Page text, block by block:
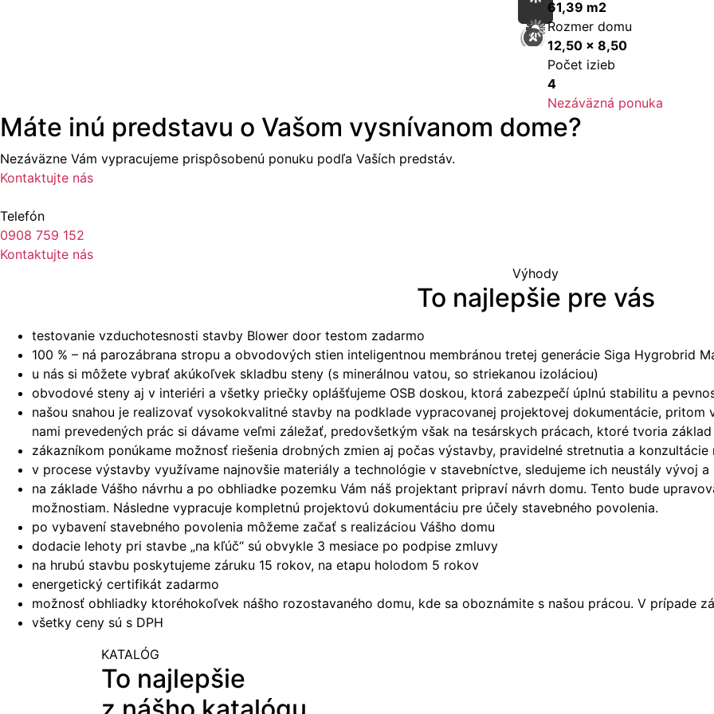
61,39 m2
Rozmer domu
12,50 x 8,50
Počet izieb
4
Nezáväzná ponuka
Máte inú predstavu o Vašom vysnívanom dome?
Nezáväzne Vám vypracujeme prispôsobenú ponuku podľa Vaších predstáv.
Kontaktujte nás
Telefón
0908 759 152
Kontaktujte nás
Výhody
To najlepšie pre vás
testovanie vzduchotesnosti stavby Blower door testom zadarmo
100 % – ná parozábrana stropu a obvodových stien inteligentnou membránou tretej generácie Siga Hygrobrid
u nás si môžete vybrať akúkoľvek skladbu steny (s minerálnou vatou, so striekanou izoláciou)
obvodové steny aj v interiéri a všetky priečky oplášťujeme OSB doskou, ktorá zabezpečí úplnú stabilitu a
našou snahou je realizovať vysokokvalitné stavby na podklade vypracovanej projektovej dokumentácie,
nami prevedených prác si dávame veľmi záležať, predovšetkým však na tesárskych prácach, ktoré tvoria
zákazníkom ponúkame možnosť riešenia drobných zmien aj počas výstavby, pravidelné stretnutia a
v procese výstavby využívame najnovšie materiály a technológie v stavebníctve, sledujeme ich neustály vývoj a
na základe Vášho návrhu a po obhliadke pozemku Vám náš projektant pripraví návrh domu. Tento bude
možnostiam. Následne vypracuje kompletnú projektovú dokumentáciu pre účely stavebného povolenia.
po vybavení stavebného povolenia môžeme začať s realizáciou Vášho domu
dodacie lehoty pri stavbe „na kľúč“ sú obvykle 3 mesiace po podpise zmluvy
na hrubú stavbu poskytujeme záruku 15 rokov, na etapu holodom 5 rokov
energetický certifikát zadarmo
možnosť obhliadky ktoréhokoľvek nášho rozostavaného domu, kde sa oboznámite s našou prácou. V prípade
všetky ceny sú s DPH
KATALÓG
To najlepšie